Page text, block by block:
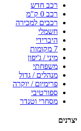
רכב חדש
רכב 0 ק"מ
רכבים למכירה
חשמלי
היברידי
7 מקומות
מיני / ג'יפון
משפחתי
מנהלים / גדול
פרימיום / יוקרה
ספורטיבי
מסחרי וטנדר
יצרנים